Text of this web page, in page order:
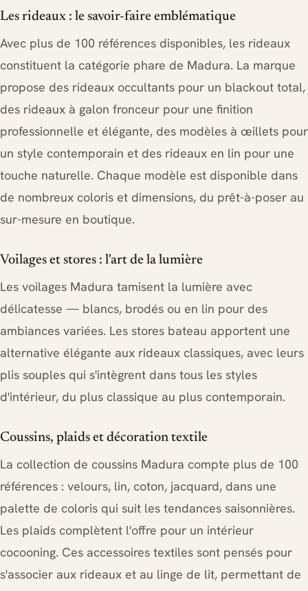
Les rideaux : le savoir-faire emblématique
Avec plus de 100 références disponibles, les rideaux
constituent la catégorie phare de Madura. La marque
propose des rideaux occultants pour un blackout total,
des rideaux à galon fronceur pour une finition
professionnelle et élégante, des modèles à œillets pour
un style contemporain et des rideaux en lin pour une
touche naturelle. Chaque modèle est disponible dans
de nombreux coloris et dimensions, du prêt-à-poser au
sur-mesure en boutique.
Voilages et stores : l'art de la lumière
Les voilages Madura tamisent la lumière avec
délicatesse — blancs, brodés ou en lin pour des
ambiances variées. Les stores bateau apportent une
alternative élégante aux rideaux classiques, avec leurs
plis souples qui s'intègrent dans tous les styles
d'intérieur, du plus classique au plus contemporain.
Coussins, plaids et décoration textile
La collection de coussins Madura compte plus de 100
références : velours, lin, coton, jacquard, dans une
palette de coloris qui suit les tendances saisonnières.
Les plaids complètent l'offre pour un intérieur
cocooning. Ces accessoires textiles sont pensés pour
s'associer aux rideaux et au linge de lit, permettant de